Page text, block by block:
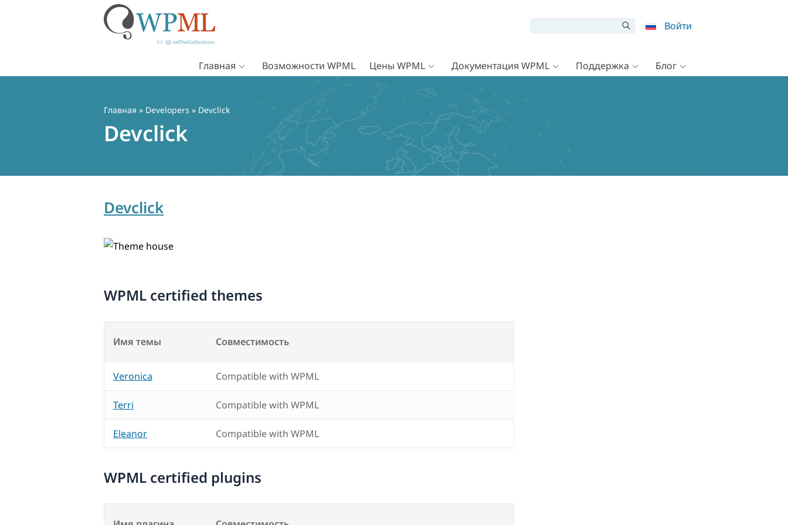
Войти
Главная Возможности WPML Цены WPML Документация WPML Поддержка Блог
Главная » Developers » Devclick
Devclick
Devclick
WPML certified themes
Имя темы Совместимость
Veronica Compatible with WPML
Terri Compatible with WPML
Eleanor Compatible with WPML
WPML certified plugins